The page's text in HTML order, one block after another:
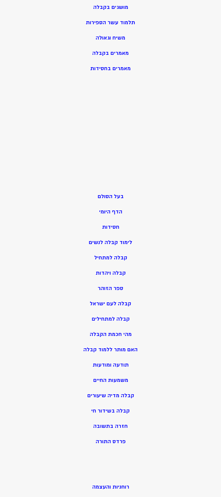
מושגים בקבלה
תלמוד עשר הספירות
משיח וגאולה
מאמרים בקבלה
מאמרים בחסידות
בעל הסולם
הדף היומי
חסידות
לימוד קבלה לנשים
קבלה למתחיל
קבלה ויהדות
ספר הזוהר
קבלה לעם ישראל
קבלה למתחילים
מהי חכמת הקבלה
האם מותר ללמוד קבלה
תודעה ומודעות
משמעות החיים
קבלה מדיה שיעורים
קבלה בשידור חי
חזרה בתשובה
פרדס התורה
רוחניות והעצמה